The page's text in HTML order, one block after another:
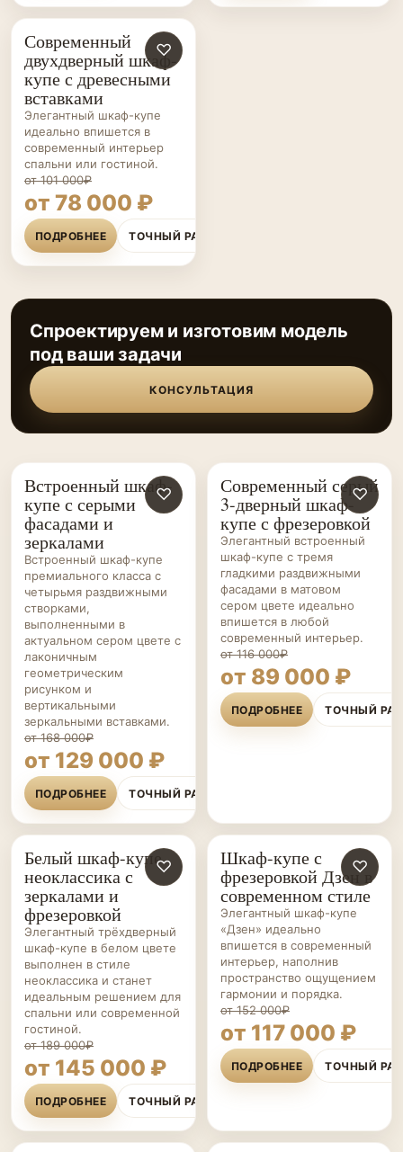
ШКАФЫ-
КУПЕ НА ЗАКАЗ
♡
Современный
двухдверный шкаф-
купе с древесными
вставками
Элегантный шкаф-купе
идеально впишется в
современный интерьер
спальни или гостиной.
от 101 000₽
от 78 000 ₽
ПОДРОБНЕЕ ТОЧНЫЙ РАСЧЁТ
Спроектируем и изготовим модель
под ваши задачи
КОНСУЛЬТАЦИЯ
ШКАФЫ-
КУПЕ НА ЗАКАЗ
♡
Встроенный шкаф-
купе с серыми
фасадами и
зеркалами
Встроенный шкаф-купе
премиального класса с
четырьмя раздвижными
створками,
выполненными в
актуальном сером цвете с
лаконичным
геометрическим
рисунком и
вертикальными
зеркальными вставками.
от 168 000₽
от 129 000 ₽
ПОДРОБНЕЕ ТОЧНЫЙ РАСЧЁТ
ШКАФЫ-
КУПЕ НА ЗАКАЗ
♡
Современный серый
3-дверный шкаф-
купе с фрезеровкой
Элегантный встроенный
шкаф-купе с тремя
гладкими раздвижными
фасадами в матовом
сером цвете идеально
впишется в любой
современный интерьер.
от 116 000₽
от 89 000 ₽
ПОДРОБНЕЕ ТОЧНЫЙ
ШКАФЫ-
КУПЕ НА ЗАКАЗ
♡
Белый шкаф-купе
неоклассика с
зеркалами и
фрезеровкой
Элегантный трёхдверный
шкаф-купе в белом цвете
выполнен в стиле
неоклассика и станет
идеальным решением для
спальни или современной
гостиной.
от 189 000₽
от 145 000 ₽
ПОДРОБНЕЕ ТОЧНЫЙ РАСЧЁТ
ШКАФЫ-
КУПЕ НА ЗАКАЗ
♡
Шкаф-купе с
фрезеровкой Дзен в
современном стиле
Элегантный шкаф-купе
«Дзен» идеально
впишется в современный
интерьер, наполнив
пространство ощущением
гармонии и порядка.
от 152 000₽
от 117 000 ₽
ПОДРОБНЕЕ ТОЧНЫЙ